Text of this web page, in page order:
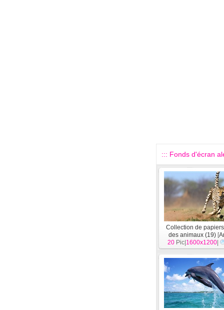
::: Fonds d'écran
Collection de
des animaux (19) [
20 Pic| 1600x1200